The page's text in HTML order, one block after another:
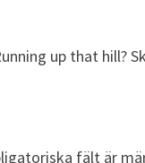
up that hill?
fält är